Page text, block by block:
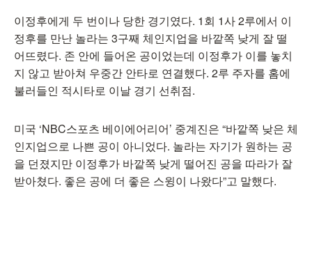
이정후에게 두 번이나 당한 경기였다. 1회 1사 2루에서 이
정후를 만난 놀라는 3구째 체인지업을 바깥쪽 낮게 잘 떨
어뜨렸다. 존 안에 들어온 공이었는데 이정후가 이를 놓치
지 않고 받아쳐 우중간 안타로 연결했다. 2루 주자를 홈에
불러들인 적시타로 이날 경기 선취점.
미국 ‘NBC스포츠 베이에어리어’ 중계진은 “바깥쪽 낮은 체
인지업으로 나쁜 공이 아니었다. 놀라는 자기가 원하는 공
을 던졌지만 이정후가 바깥쪽 낮게 떨어진 공을 따라가 잘
받아쳤다. 좋은 공에 더 좋은 스윙이 나왔다”고 말했다.